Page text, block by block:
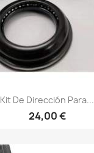
Kit De Dirección Para...
24,00 €